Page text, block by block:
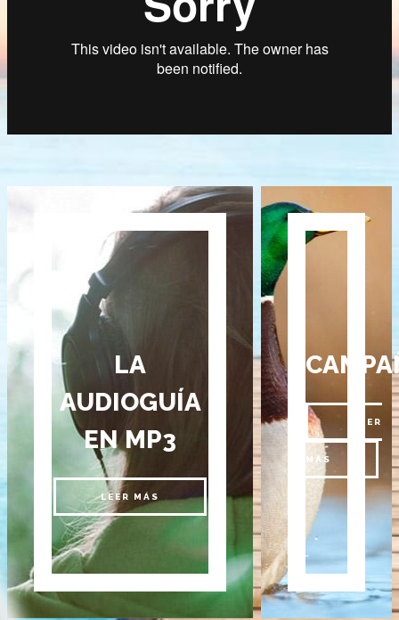
LA
AUDIOGUÍA
EN MP3
LEER MÁS
LEER
MÁS